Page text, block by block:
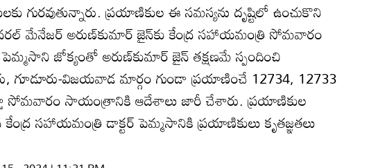
గురవుతున్నారు. ప్రయాణికుల ఈ సమస్యను దృష్టిలో ఉంచుకొని
మేనేజర్‌ అరుణ్‌కుమార్‌ జైన్‌కు కేంద్ర సహాయమంత్రి సోమవారం
జోక్యంతో అరుణ్‌కుమార్‌ జైన్‌ తక్షణమే స్పందించి
గూడూరు-విజయవాడ మార్గం గుండా ప్రయాణించే 12734, 12733
సోమవారం సాయంత్రానికి ఆదేశాలు జారీ చేశారు. ప్రయాణికుల
కేంద్ర సహాయమంత్రి డాక్టర్‌ పెమ్మసానికి ప్రయాణికులు కృతజ్ఞతలు